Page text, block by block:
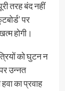
तरह बंद नहीं
पर
होगी।
को घुटन न
उन्नत
का प्रवाह